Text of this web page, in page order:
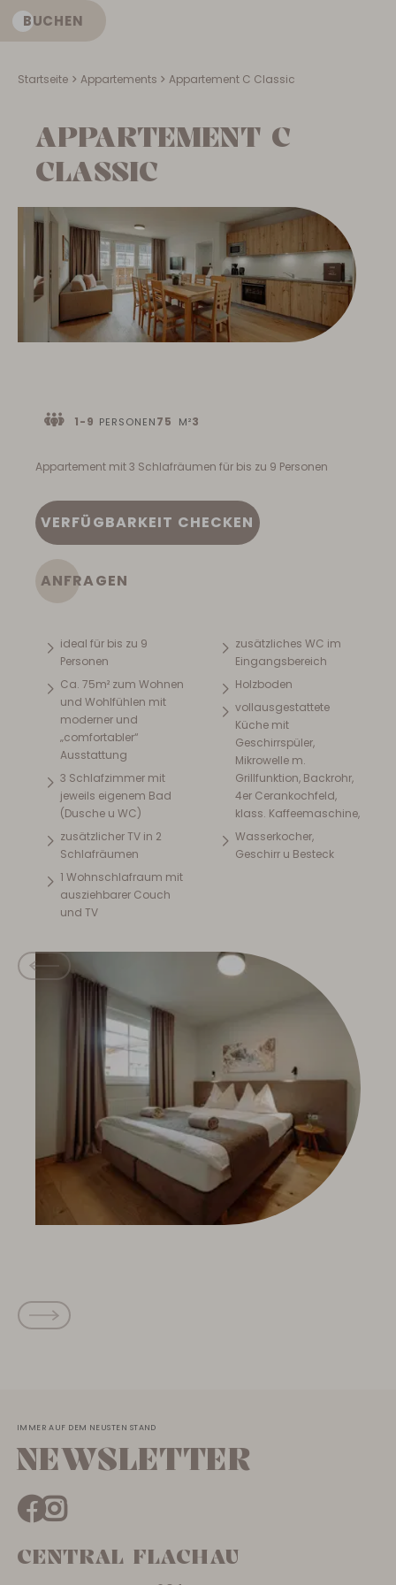
DEBUCHEN
Startseite Appartements Appartement C Classic
APPARTEMENT C
CLASSIC
1-9 PERSONEN75 M²3
Appartement mit 3 Schlafräumen für bis zu 9 Personen
VERFÜGBARKEIT CHECKEN
ANFRAGEN
ideal für bis zu 9
Personen
Ca. 75m² zum Wohnen
und Wohlfühlen mit
moderner und
„comfortabler“
Ausstattung
3 Schlafzimmer mit
jeweils eigenem Bad
(Dusche u WC)
zusätzlicher TV in 2
Schlafräumen
1 Wohnschlafraum mit
ausziehbarer Couch
und TV
zusätzliches WC im
Eingangsbereich
Holzboden
vollausgestattete
Küche mit
Geschirrspüler,
Mikrowelle m.
Grillfunktion, Backrohr,
4er Cerankochfeld,
klass. Kaffeemaschine,
Wasserkocher,
Geschirr u Besteck
IMMER AUF DEM NEUSTEN STAND
NEWSLETTER
CENTRAL FLACHAU